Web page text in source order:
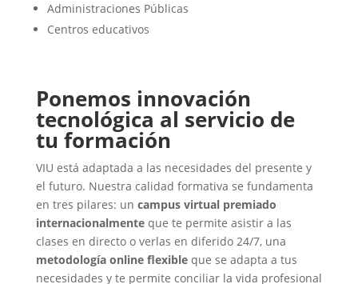
Administraciones Públicas
Centros educativos
Ponemos innovación
tecnológica al servicio de
tu formación
VIU está adaptada a las necesidades del presente y
el futuro. Nuestra calidad formativa se fundamenta
en tres pilares: un campus virtual premiado
internacionalmenteque te permite asistir a las
clases en directo o verlas en diferido 24/7, una
metodología online flexibleque se adapta a tus
necesidades y te permite conciliar la vida profesional